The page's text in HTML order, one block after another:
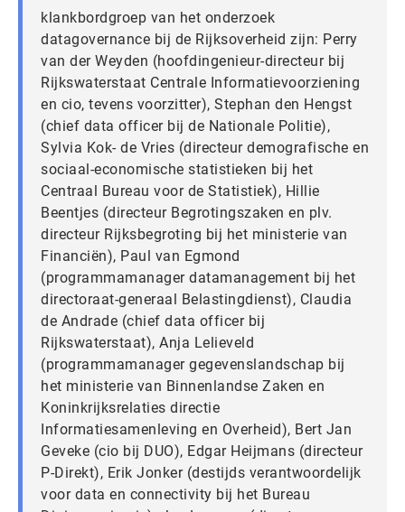
klankbordgroep van het onderzoek
datagovernance bij de Rijksoverheid zijn: Perry
van der Weyden (hoofdingenieur-directeur bij
Rijkswaterstaat Centrale Informatievoorziening
en cio, tevens voorzitter), Stephan den Hengst
(chief data officer bij de Nationale Politie),
Sylvia Kok- de Vries (directeur demografische en
sociaal-economische statistieken bij het
Centraal Bureau voor de Statistiek), Hillie
Beentjes (directeur Begrotingszaken en plv.
directeur Rijksbegroting bij het ministerie van
Financiën), Paul van Egmond
(programmamanager datamanagement bij het
directoraat-generaal Belastingdienst), Claudia
de Andrade (chief data officer bij
Rijkswaterstaat), Anja Lelieveld
(programmamanager gegevenslandschap bij
het ministerie van Binnenlandse Zaken en
Koninkrijksrelaties directie
Informatiesamenleving en Overheid), Bert Jan
Geveke (cio bij DUO), Edgar Heijmans (directeur
P-Direkt), Erik Jonker (destijds verantwoordelijk
voor data en connectivity bij het Bureau